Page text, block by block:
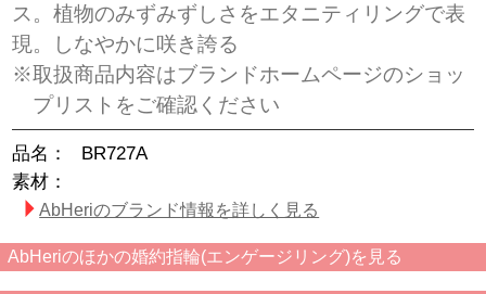
ス。植物のみずみずしさをエタニティリングで表
現。しなやかに咲き誇る
※取扱商品内容はブランドホームページのショッ
プリストをご確認ください
品名：
BR727A
素材：
AbHeriのブランド情報を詳しく見る
AbHeriのほかの婚約指輪(エンゲージリング)を見る